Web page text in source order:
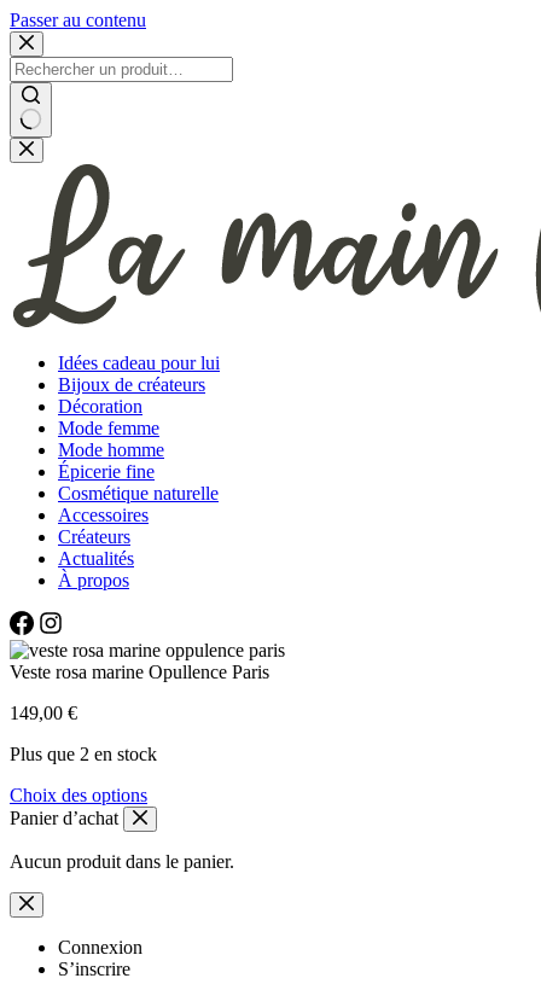
Passer au contenu
Aucun
résultat
Idées cadeau pour lui
Bijoux de créateurs
Décoration
Mode femme
Mode homme
Épicerie fine
Cosmétique naturelle
Accessoires
Créateurs
Actualités
À propos
Veste rosa marine Opullence Paris
149,00 €
Plus que 2 en stock
Choix des optionsCe
produit
a
plusieurs
Panier d’achat
Aucun produit dans le panier.
Connexion
S’inscrire